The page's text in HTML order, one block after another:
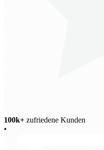
100k+ zufriedene Kunden
•